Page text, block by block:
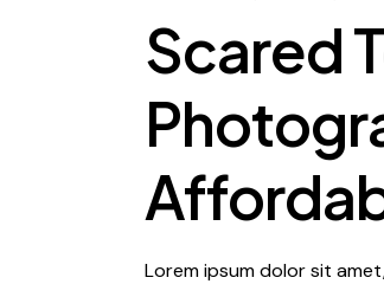
Scared
Lorem ipsum dolor sit